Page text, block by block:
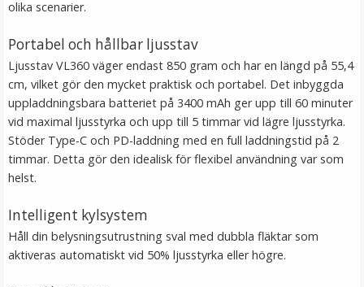
LÄGG I VARUKORG
JJC SRB-F11 Avtryckarknapp - Guld med
olika scenarier.
Portabel och hållbar ljusstav
Ljusstav VL360 väger endast 850 gram och har en längd på 55,4
cm, vilket gör den mycket praktisk och portabel. Det inbyggda
uppladdningsbara batteriet på 3400 mAh ger upp till 60 minuter
vid maximal ljusstyrka och upp till 5 timmar vid lägre ljusstyrka.
Stöder Type-C och PD-laddning med en full laddningstid på 2
timmar. Detta gör den idealisk för flexibel användning var som
helst.
Intelligent kylsystem
Håll din belysningsutrustning sval med dubbla fläktar som
aktiveras automatiskt vid 50% ljusstyrka eller högre.